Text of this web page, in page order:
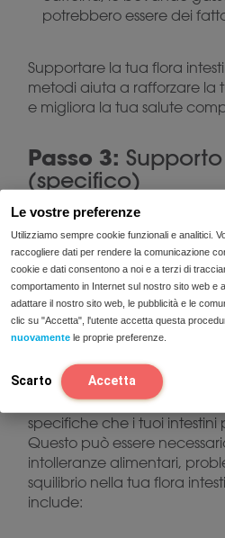
Le vostre preferenze
Utilizziamo sempre cookie funzionali e analitici.
raccogliere dati per rendere la comunicazione
cookie e dati consentono a noi e a terzi di
comportamento in Internet sul nostro sito web e
adattare il nostro sito web, le pubblicità e le
clic su "Accetta", l'utente accetta questa
nuovamente le proprie preferenze.
Scarto Accetta
potrebbero essere dei
Supportare la tua flora
metodi aiuta a rafforzare la
e migliora la tua salute
Passo 3:
(specifico)
Il terzo e ultimo passo si
specifiche che i tuoi
Questo può essere
intolleranze alimentari,
squilibrio nella tua flora
include: